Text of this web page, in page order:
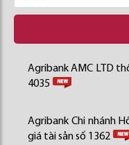
Agribank AMC LTD
4035
Agribank Chi nhánh
giá tài sản số 1362